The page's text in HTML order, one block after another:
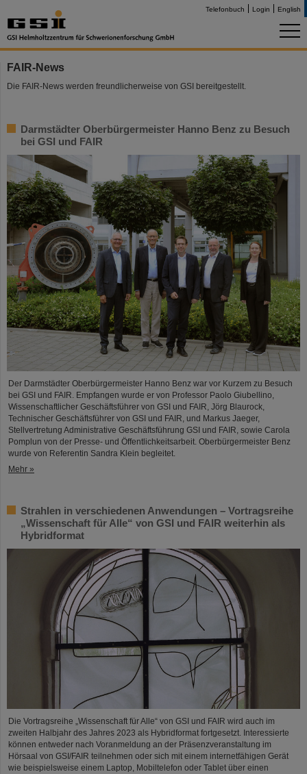
Telefonbuch Login English
FAIR-News
Die FAIR-News werden freundlicherweise von GSI bereitgestellt.
Darmstädter Oberbürgermeister Hanno Benz zu Besuch
bei GSI und FAIR
Der Darmstädter Oberbürgermeister Hanno Benz war vor Kurzem zu Besuch
bei GSI und FAIR. Empfangen wurde er von Professor Paolo Giubellino,
Wissenschaftlicher Geschäftsführer von GSI und FAIR, Jörg Blaurock,
Technischer Geschäftsführer von GSI und FAIR, und Markus Jaeger,
Stellvertretung Administrative Geschäftsführung GSI und FAIR, sowie Carola
Pomplun von der Presse- und Öffentlichkeitsarbeit. Oberbürgermeister Benz
wurde von Referentin Sandra Klein begleitet.
Mehr »
Strahlen in verschiedenen Anwendungen – Vortragsreihe
„Wissenschaft für Alle“ von GSI und FAIR weiterhin als
Hybridformat
Die Vortragsreihe „Wissenschaft für Alle“ von GSI und FAIR wird auch im
zweiten Halbjahr des Jahres 2023 als Hybridformat fortgesetzt. Interessierte
können entweder nach Voranmeldung an der Präsenzveranstaltung im
Hörsaal von GSI/FAIR teilnehmen oder sich mit einem internetfähigen Gerät
wie beispielsweise einem Laptop, Mobiltelefon oder Tablet über einen